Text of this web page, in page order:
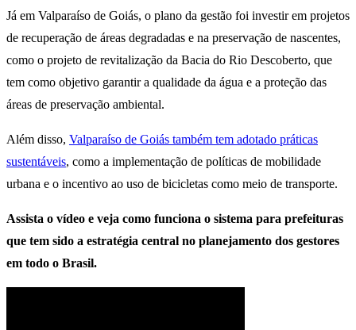
Já em Valparaíso de Goiás, o plano da gestão foi investir em projetos
de recuperação de áreas degradadas e na preservação de nascentes,
como o projeto de revitalização da Bacia do Rio Descoberto, que
tem como objetivo garantir a qualidade da água e a proteção das
áreas de preservação ambiental.
Além disso, Valparaíso de Goiás também tem adotado práticas
sustentáveis, como a implementação de políticas de mobilidade
urbana e o incentivo ao uso de bicicletas como meio de transporte.
Assista o vídeo e veja como funciona o sistema para prefeituras
que tem sido a estratégia central no planejamento dos gestores
em todo o Brasil.